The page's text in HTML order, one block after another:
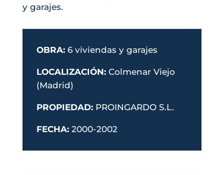
y garajes.
OBRA:6 viviendas y garajes
LOCALIZACIÓN:Colmenar Viejo
(Madrid)
PROPIEDAD: PROINGARDO S.L.
FECHA:2000-2002